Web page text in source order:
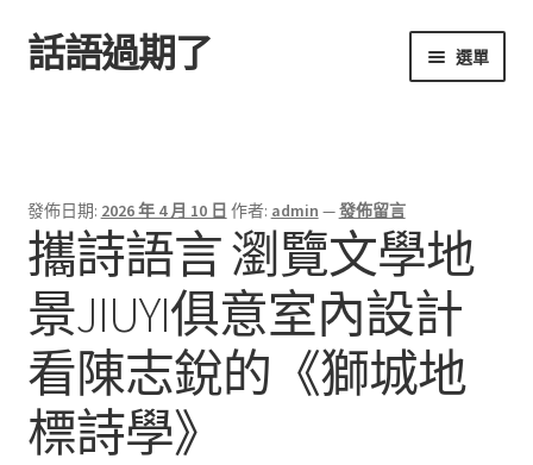
跳
至
跳
至
話語過期了 選單
發佈日期: 2026 年 4 月 10 日 作者: admin —發佈留言
攜詩語言 瀏覽文學地
景JIUYI俱意室內設計
看陳志銳的《獅城地
標詩學》